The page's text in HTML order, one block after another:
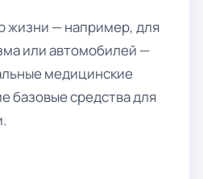
жизни — например, для
или автомобилей —
медицинские
базовые средства для